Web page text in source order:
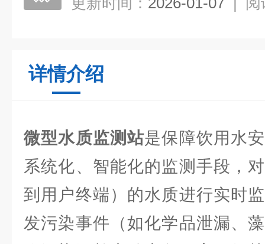
详情介绍
微型水质监测站是保障饮用水
系统化、智能化的监测手段，
到用户终端）的水质进行实时
发污染事件（如化学品泄漏、